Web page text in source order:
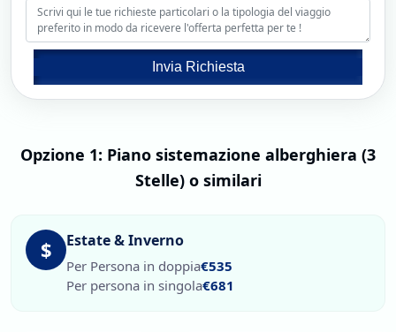
Invia Richiesta
Opzione 1: Piano sistemazione alberghiera (3
Stelle) o similari
$ Estate & Inverno
Per Persona in doppia€535
Per persona in singola€681